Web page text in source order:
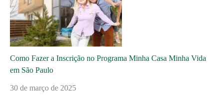
Como Fazer a Inscrição no Programa Minha Casa Minha Vida
em São Paulo
30 de março de 2025